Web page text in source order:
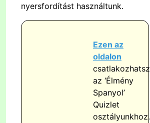
nyersfordítást használtunk.
Ezen az
oldalon
csatlakozhatsz
az ‘Élmény
Spanyol’
Quizlet
osztályunkhoz.